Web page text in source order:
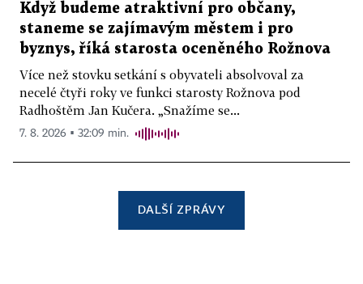
Když budeme atraktivní pro občany,
staneme se zajímavým městem i pro
byznys, říká starosta oceněného Rožnova
Více než stovku setkání s obyvateli absolvoval za
necelé čtyři roky ve funkci starosty Rožnova pod
Radhoštěm Jan Kučera. „Snažíme se...
7. 8. 2026 ▪ 32:09 min.
DALŠÍ ZPRÁVY